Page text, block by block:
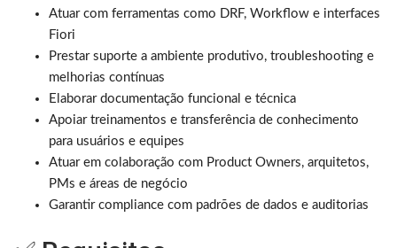
Atuar com ferramentas como DRF, Workflow e interfaces
Fiori
Prestar suporte a ambiente produtivo, troubleshooting e
melhorias contínuas
Elaborar documentação funcional e técnica
Apoiar treinamentos e transferência de conhecimento
para usuários e equipes
Atuar em colaboração com Product Owners, arquitetos,
PMs e áreas de negócio
Garantir compliance com padrões de dados e auditorias